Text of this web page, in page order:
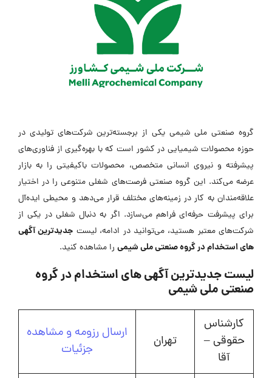
گروه صنعتی ملی شیمی یکی از برجسته‌ترین شرکت‌های تولیدی در
حوزه محصولات شیمیایی در کشور است که با بهره‌گیری از فناوری‌های
پیشرفته و نیروی انسانی متخصص، محصولات باکیفیتی را به بازار
عرضه می‌کند. این گروه صنعتی فرصت‌های شغلی متنوعی را در اختیار
علاقه‌مندان به کار در زمینه‌های مختلف قرار می‌دهد و محیطی ایده‌آل
برای پیشرفت حرفه‌ای فراهم می‌سازد. اگر به دنبال شغلی در یکی از
شرکت‌های معتبر هستید، می‌توانید در ادامه، لیست جدیدترین آگهی
های استخدام در گروه صنعتی ملی شیمی را مشاهده کنید.
لیست جدیدترین آگهی های استخدام در گروه
صنعتی ملی شیمی
کارشناس
حقوقی –
آقا
تهران
ارسال رزومه و مشاهده
جزئیات